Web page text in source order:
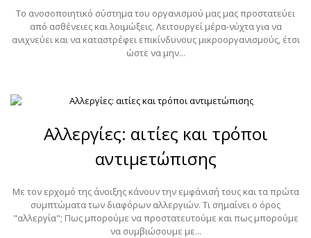
To ανοσοποιητικό σύστημα του οργανισμού μας μας προστατεύει
από ασθένειες και λοιμώξεις. Λειτουργεί μέρα-νύχτα για να
ανιχνεύει και να καταστρέφει επικίνδυνους μικροοργανισμούς, έτσι
ώστε να μην...
Αλλεργίες: αιτίες και τρόποι
αντιμετώπισης
Με τον ερχομό της άνοιξης κάνουν την εμφάνισή τους και τα πρώτα
συμπτώματα των διαφόρων αλλεργιών. Τι σημαίνει ο όρος
"αλλεργία"; Πως μπορούμε να προστατευτούμε και πως μπορούμε
να συμβιώσουμε με...